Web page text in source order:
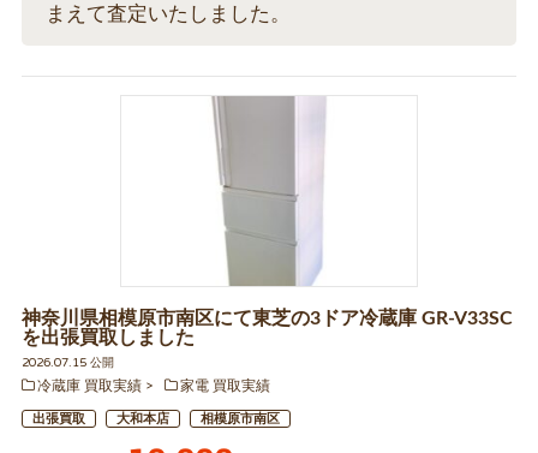
まえて査定いたしました。
神奈川県相模原市南区にて東芝の3ドア冷蔵庫 GR-V33SC
を出張買取しました
2026.07.15 公開
冷蔵庫 買取実績
家電 買取実績
出張買取 大和本店 相模原市南区